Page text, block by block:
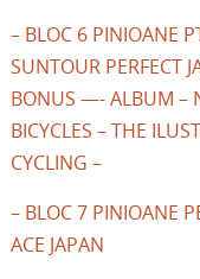
– BLOC 6 PINIOANE
SUNTOUR PERFECT
BONUS —- ALBUM –
BICYCLES – THE
CYCLING –
– BLOC 7 PINIOANE
ACE JAPAN